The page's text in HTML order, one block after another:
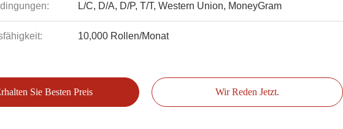
L/C, D/A, D/P, T/T, Western Union, MoneyGram
10,000 Rollen/Monat
Sie Besten Preis Wir Reden Jetzt.